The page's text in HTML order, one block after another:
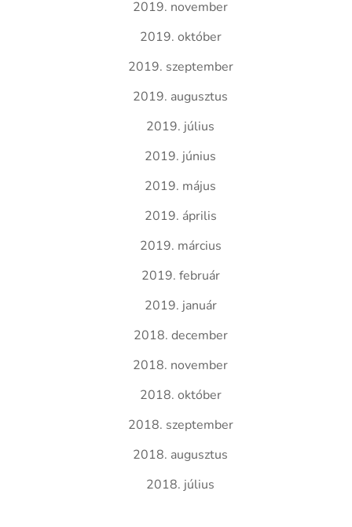
2019. november
2019. október
2019. szeptember
2019. augusztus
2019. július
2019. június
2019. május
2019. április
2019. március
2019. február
2019. január
2018. december
2018. november
2018. október
2018. szeptember
2018. augusztus
2018. július